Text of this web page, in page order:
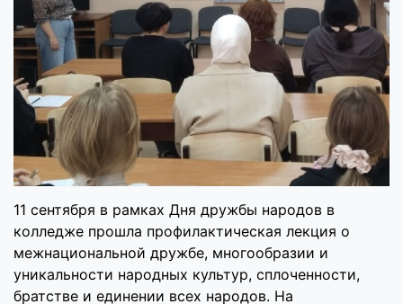
11 сентября в рамках Дня дружбы народов в
колледже прошла профилактическая лекция о
межнациональной дружбе, многообразии и
уникальности народных культур, сплоченности,
братстве и единении всех народов. На